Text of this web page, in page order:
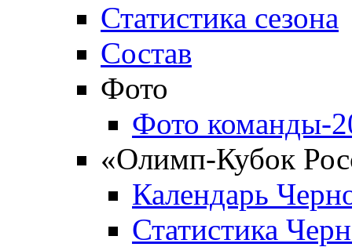
Статистика сезона
Состав
Фото
Фото команды-
«Олимп-Кубок
Календарь
Статистика